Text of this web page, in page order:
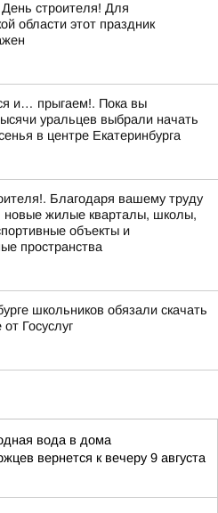
строителя! Для
области этот праздник
и… прыгаем!. Пока вы
уральцев выбрали начать
в центре Екатеринбурга
Благодаря вашему труду
новые жилые кварталы, школы,
объекты и
пространства
школьников обязали скачать
Госуслуг
вода в дома
вернется к вечеру 9 августа